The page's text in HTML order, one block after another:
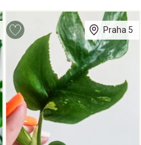
Praha 5